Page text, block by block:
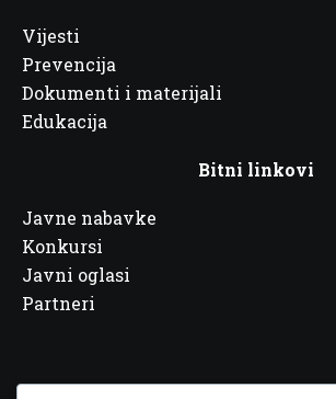
Vijesti
Prevencija
Dokumenti i materijali
Edukacija
Bitni linkovi
Javne nabavke
Konkursi
Javni oglasi
Partneri